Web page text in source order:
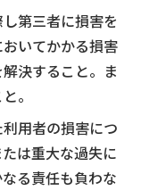
第三者に損害を
いてかかる損害
決すること。ま
。
用者の損害につ
は重大な過失に
る責任も負わな